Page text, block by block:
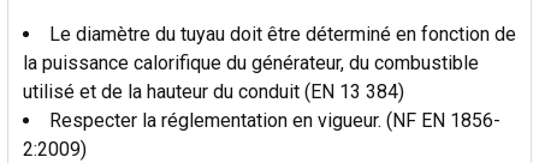
Le diamètre du tuyau doit être déterminé en fonction de
la puissance calorifique du générateur, du combustible
utilisé et de la hauteur du conduit (EN 13 384)
Respecter la réglementation en vigueur. (NF EN 1856-
2:2009)